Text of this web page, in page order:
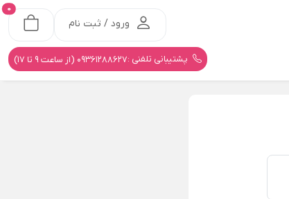
ورود / ثبت نام
0
پشتیبانی تلفنی :09361288627 (از ساعت 9 تا 17)